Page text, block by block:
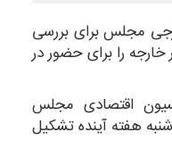
مجلس برای بررسی
امور خارجه را برای حضور در
اقتصادی مجلس
هفته آینده تشکیل